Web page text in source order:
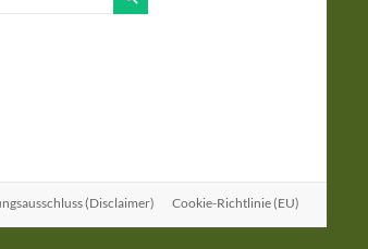
(Disclaimer) Cookie-Richtlinie (EU)